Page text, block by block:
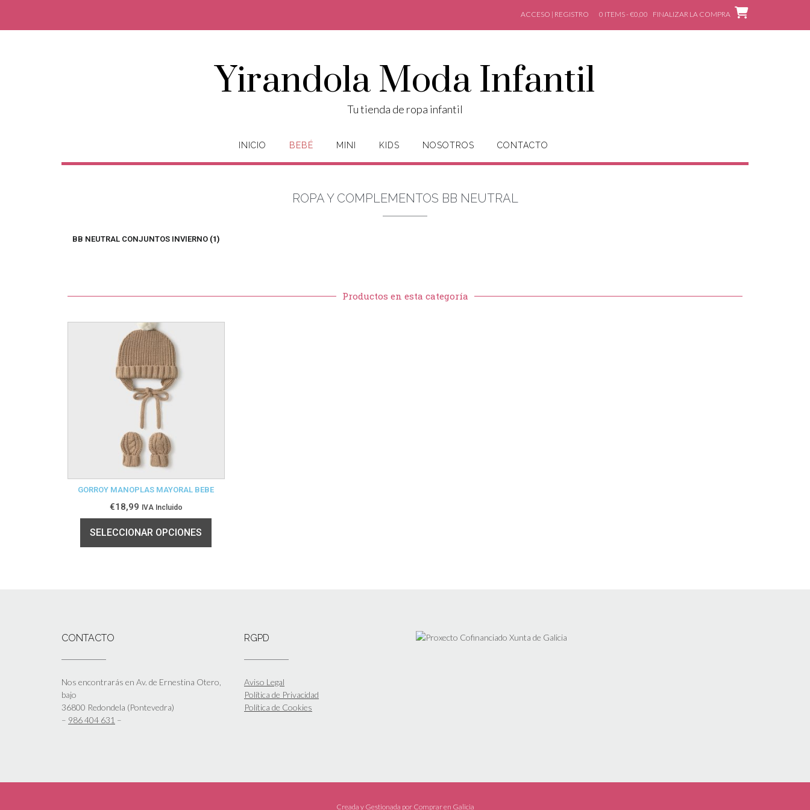
ACCESO | REGISTRO 0 ITEMS - €0,00 FINALIZAR LA COMPRA
Yirandola Moda Infantil
Tu tienda de ropa infantil
INICIO BEBÉ MINI KIDS NOSOTROS CONTACTO
ROPA Y COMPLEMENTOS BB NEUTRAL
BB NEUTRAL CONJUNTOS INVIERNO (1)
Productos en esta categoría
GORROY MANOPLAS MAYORAL BEBE
€18,99 IVA Incluido
SELECCIONAR OPCIONES
CONTACTO
Nos encontrarás en Av. de Ernestina Otero,
bajo
36800 Redondela (Pontevedra)
– 986 404 631 –
RGPD
Aviso Legal
Política de Privacidad
Política de Cookies
Creada y Gestionada por Comprar en Galicia